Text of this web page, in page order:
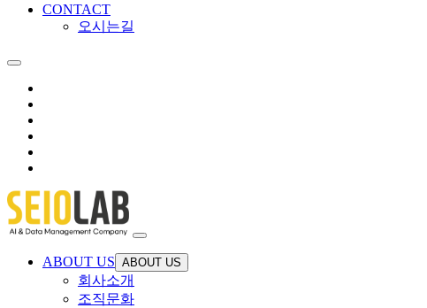
CONTACT
오시는길
ABOUT US ABOUT US
회사소개
조직문화